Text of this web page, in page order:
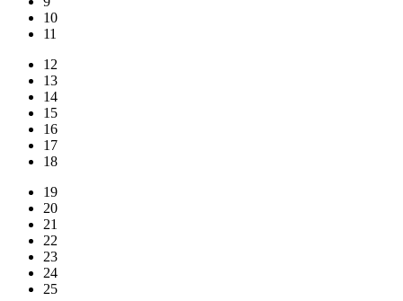
10
11
12
13
14
15
16
17
18
19
20
21
22
23
24
25